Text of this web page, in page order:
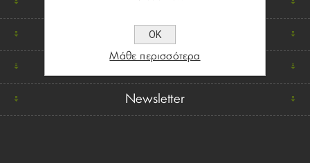
Πληροφορίες
Newsletter
ΟΚ
Μάθε περισσότερα